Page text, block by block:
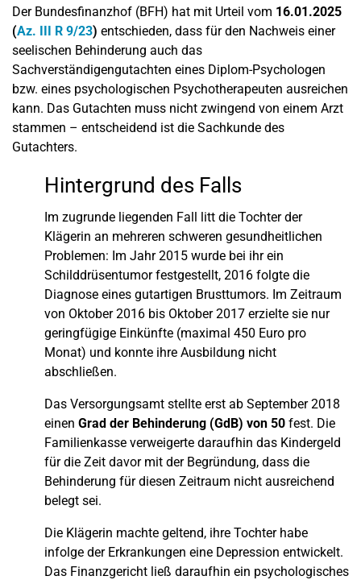
Der Bundesfinanzhof (BFH) hat mit Urteil vom 16.01.2025
(Az. III R 9/23) entschieden, dass für den Nachweis einer
seelischen Behinderung auch das
Sachverständigengutachten eines Diplom-Psychologen
bzw. eines psychologischen Psychotherapeuten ausreichen
kann. Das Gutachten muss nicht zwingend von einem Arzt
stammen – entscheidend ist die Sachkunde des
Gutachters.
Hintergrund des Falls
Im zugrunde liegenden Fall litt die Tochter der
Klägerin an mehreren schweren gesundheitlichen
Problemen: Im Jahr 2015 wurde bei ihr ein
Schilddrüsentumor festgestellt, 2016 folgte die
Diagnose eines gutartigen Brusttumors. Im Zeitraum
von Oktober 2016 bis Oktober 2017 erzielte sie nur
geringfügige Einkünfte (maximal 450 Euro pro
Monat) und konnte ihre Ausbildung nicht
abschließen.
Das Versorgungsamt stellte erst ab September 2018
einen Grad der Behinderung (GdB) von 50 fest. Die
Familienkasse verweigerte daraufhin das Kindergeld
für die Zeit davor mit der Begründung, dass die
Behinderung für diesen Zeitraum nicht ausreichend
belegt sei.
Die Klägerin machte geltend, ihre Tochter habe
infolge der Erkrankungen eine Depression entwickelt.
Das Finanzgericht ließ daraufhin ein psychologisches